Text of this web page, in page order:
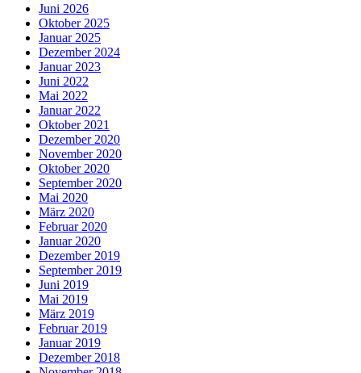
Juni 2026
Oktober 2025
Januar 2025
Dezember 2024
Januar 2023
Juni 2022
Mai 2022
Januar 2022
Oktober 2021
Dezember 2020
November 2020
Oktober 2020
September 2020
Mai 2020
März 2020
Februar 2020
Januar 2020
Dezember 2019
September 2019
Juni 2019
Mai 2019
März 2019
Februar 2019
Januar 2019
Dezember 2018